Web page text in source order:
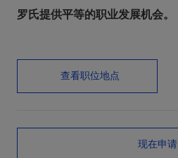
罗氏提供平等的职业发展机会。
查看职位地点
现在申请